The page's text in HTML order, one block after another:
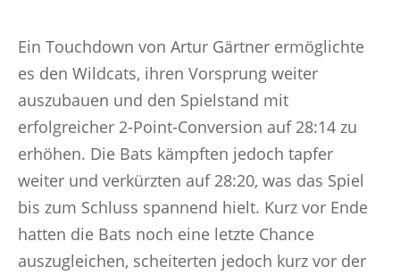
Ein Touchdown von Artur Gärtner ermöglichte
es den Wildcats, ihren Vorsprung weiter
auszubauen und den Spielstand mit
erfolgreicher 2-Point-Conversion auf 28:14 zu
erhöhen. Die Bats kämpften jedoch tapfer
weiter und verkürzten auf 28:20, was das Spiel
bis zum Schluss spannend hielt. Kurz vor Ende
hatten die Bats noch eine letzte Chance
auszugleichen, scheiterten jedoch kurz vor der